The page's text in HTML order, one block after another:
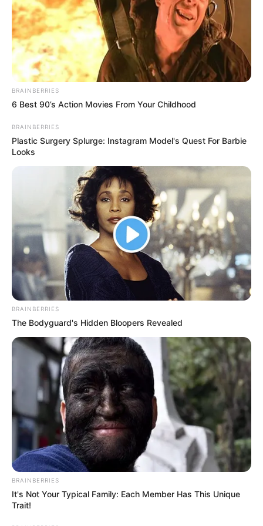
des chevaux en or. Parmi les plus cités de la presse
du Turf d’où on l’espère une véritable base solide,
fiable et logique.
6 INDY JOSSELYN
7 IMHOTEP FROMENTRO
Pronostic PMU du Quinté en 6
chevaux
BRAINBERRIES
6 Best 90’s Action Movies From Your Childhood
BRAINBERRIES
Plastic Surgery Splurge: Instagram Model's Quest For Barbie
Looks
BRAINBERRIES
The Bodyguard's Hidden Bloopers Revealed
BRAINBERRIES
It's Not Your Typical Family: Each Member Has This Unique
Trait!